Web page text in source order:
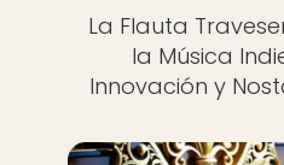
La Flauta
la Música
Innovación y